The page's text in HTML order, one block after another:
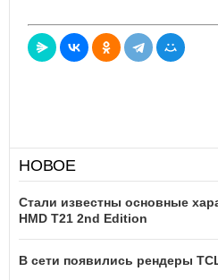
НОВОЕ
Стали известны основные
HMD T21 2nd Edition
В сети появились рендеры